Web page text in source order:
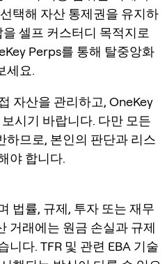
택해 자산 통제권을 유지하
셀프 커스터디 목적지로
Perps를 통해 탈중앙화
세요.
자산을 관리하고, OneKey
시기 바랍니다. 다만 모든
하므로, 본인의 판단과 리스
야 합니다.
법률, 규제, 투자 또는 재무
거래에는 원금 손실과 규제
니다. TFR 및 관련 EBA 기술